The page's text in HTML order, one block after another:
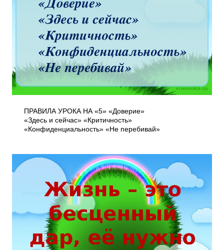
ПРАВИЛА УРОКА НА «5» «Доверие»
«Здесь и сейчас» «Критичность»
«Конфиденциальность» «Не перебивай»